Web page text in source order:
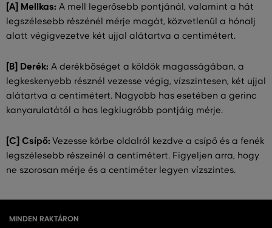
[A] Mellkas: A mell legerősebb pontjánál, valamint a hát
legszélesebb részénél mérje magát, közvetlenül a hónalj
alatt végigvezetve két ujjal alátartva a centimétert.
[B] Derék: A derékbőséget a köldök magasságában, a
legkeskenyebb résznél vezesse végig, vízszintesen, két ujjal
alátartva a centimétert. Nagyobb has esetében a gerinc
kanyarulatától a has legkiugróbb pontjáig mérje.
[C] Csípő: Vezesse körbe oldalról kezdve a csípő és a fenék
legszélesebb részeinél a centimétert. Figyeljen arra, hogy
ne szorosan mérje és a centiméter legyen vízszintes.
MINDEN RAKTÁRON